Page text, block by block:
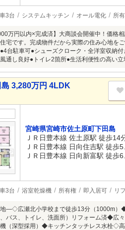
3台 システムキッチン オール電化 所
万円以内×完成済】大商談会開催中！価格
宅です。完成物件だから実際の住み心地を
台駐車可●シューズクローク・全洋室収納
通し良好●トイレ2箇所●生活利便性の高い
3,280万円 4LDK
宮崎県宮崎市佐土原町下田島
ＪＲ日豊本線 佐土原駅 徒歩14
ＪＲ日豊本線 日向住吉駅 徒歩
ＪＲ日豊本線 日向新富駅 徒歩
3台 浴室乾燥機 所有権 即入居可 リ
―◇広瀬北小学校まで徒歩13分（1000m）
バス、トイレ、洗面所）リフォーム済◆広
（深型採用）◆キッチンタッチレス水栓◇